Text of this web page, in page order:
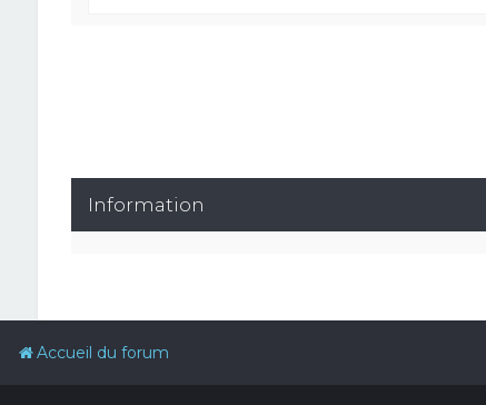
Information
Accueil du forum